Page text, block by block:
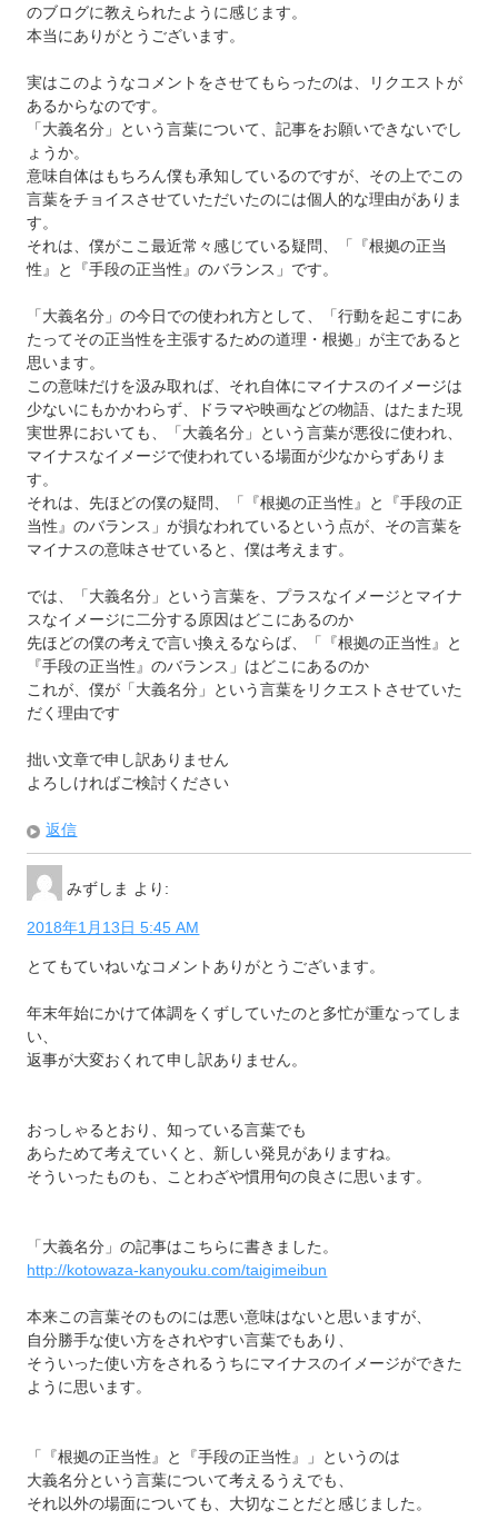
のブログに教えられたように感じます。
本当にありがとうございます。
実はこのようなコメントをさせてもらったのは、リクエストが
あるからなのです。
「大義名分」という言葉について、記事をお願いできないでし
ょうか。
意味自体はもちろん僕も承知しているのですが、その上でこの
言葉をチョイスさせていただいたのには個人的な理由がありま
す。
それは、僕がここ最近常々感じている疑問、「『根拠の正当
性』と『手段の正当性』のバランス」です。
「大義名分」の今日での使われ方として、「行動を起こすにあ
たってその正当性を主張するための道理・根拠」が主であると
思います。
この意味だけを汲み取れば、それ自体にマイナスのイメージは
少ないにもかかわらず、ドラマや映画などの物語、はたまた現
実世界においても、「大義名分」という言葉が悪役に使われ、
マイナスなイメージで使われている場面が少なからずありま
す。
それは、先ほどの僕の疑問、「『根拠の正当性』と『手段の正
当性』のバランス」が損なわれているという点が、その言葉を
マイナスの意味させていると、僕は考えます。
では、「大義名分」という言葉を、プラスなイメージとマイナ
スなイメージに二分する原因はどこにあるのか
先ほどの僕の考えで言い換えるならば、「『根拠の正当性』と
『手段の正当性』のバランス」はどこにあるのか
これが、僕が「大義名分」という言葉をリクエストさせていた
だく理由です
拙い文章で申し訳ありません
よろしければご検討ください
返信
みずしま より:
2018年1月13日 5:45 AM
とてもていねいなコメントありがとうございます。
年末年始にかけて体調をくずしていたのと多忙が重なってしま
い、
返事が大変おくれて申し訳ありません。
おっしゃるとおり、知っている言葉でも
あらためて考えていくと、新しい発見がありますね。
そういったものも、ことわざや慣用句の良さに思います。
「大義名分」の記事はこちらに書きました。
http://kotowaza-kanyouku.com/taigimeibun
本来この言葉そのものには悪い意味はないと思いますが、
自分勝手な使い方をされやすい言葉でもあり、
そういった使い方をされるうちにマイナスのイメージができた
ように思います。
「『根拠の正当性』と『手段の正当性』」というのは
大義名分という言葉について考えるうえでも、
それ以外の場面についても、大切なことだと感じました。